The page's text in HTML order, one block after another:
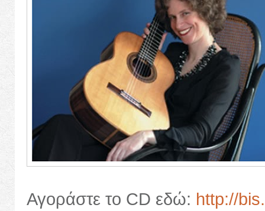
Αγοράστε το CD εδώ: http://